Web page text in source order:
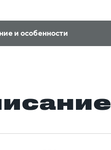
и особенности